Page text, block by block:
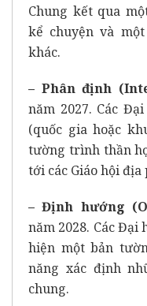
Chung kết qua
kể chuyện và
khác.
– Phân định
năm 2027. Các
(quốc gia hoặc
tường trình thần
tới các Giáo hội
– Định hướng
năm 2028. Các Đại
hiện một bản
năng xác định
chung.